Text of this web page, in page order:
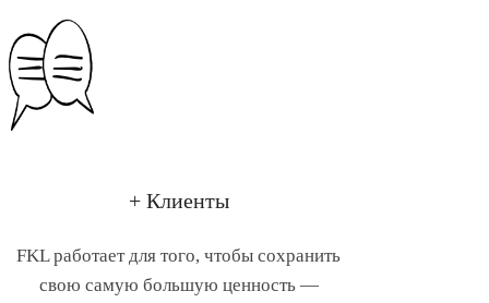
+ Клиенты
FKL работает для того, чтобы сохранить
свою самую большую ценность —